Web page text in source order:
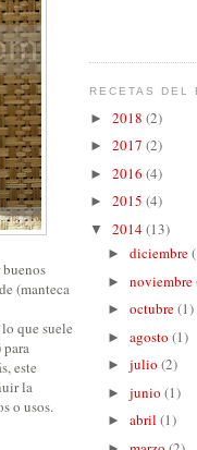
(manteca
que suele
este
la
o usos.
RECETAS DEL
► 2018 (2)
► 2017 (2)
► 2016 (4)
► 2015 (4)
▼ 2014(13)
► diciembre
► noviembre
► octubre(1)
► agosto (1)
► julio (2)
► junio (1)
► abril (1)